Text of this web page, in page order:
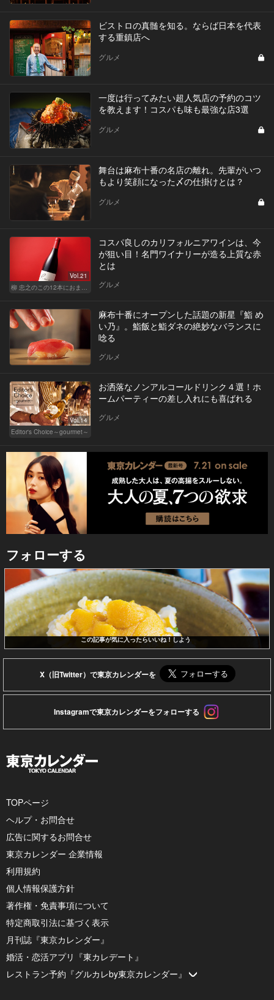
ビストロの真髄を知る。ならば日本を代表
する重鎮店へ
グルメ
一度は行ってみたい超人気店の予約のコツ
を教えます！コスパも味も最強な店3選
グルメ
舞台は麻布十番の名店の離れ。先輩がいつ
もより笑顔になった〆の仕掛けとは？
グルメ
Vol.21
柳 忠之のこの12本におまかせ
コスパ良しのカリフォルニアワインは、今
が狙い目！名門ワイナリーが造る上質な赤
とは
グルメ
麻布十番にオープンした話題の新星『鮨 め
い乃』。鮨飯と鮨ダネの絶妙なバランスに
唸る
グルメ
Vol.14
Editor's Choice～gourmet～
お洒落なノンアルコールドリンク４選！ホ
ームパーティーの差し入れにも喜ばれる
グルメ
フォローする
この記事が気に入ったらいいね！しよう
X（旧Twitter）で東京カレンダーを
Instagramで東京カレンダーをフォローする
TOPページ
ヘルプ・お問合せ
広告に関するお問合せ
東京カレンダー 企業情報
利用規約
個人情報保護方針
著作権・免責事項について
特定商取引法に基づく表示
月刊誌『東京カレンダー』
婚活・恋活アプリ『東カレデート』
レストラン予約『グルカレby東京カレンダー』